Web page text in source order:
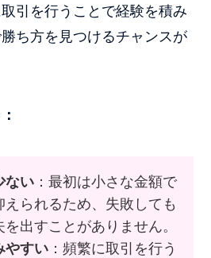
引を行うことで経験を積み
ち方を見つけるチャンスが
ない：最初は小さな金額で
えられるため、失敗しても
出すことがありません。
やすい：頻繁に取引を行う